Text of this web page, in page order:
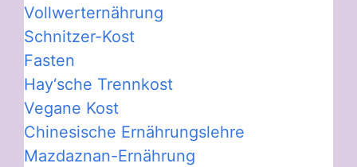
Vollwerternährung
Schnitzer-Kost
Fasten
Hay‘sche Trennkost
Vegane Kost
Chinesische Ernährungslehre
Mazdaznan-Ernährung